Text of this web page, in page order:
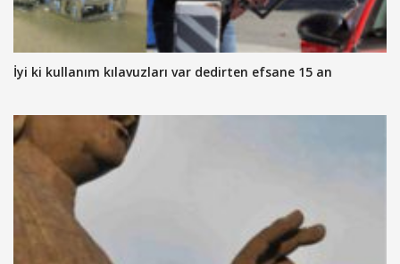
İyi ki kullanım kılavuzları var dedirten efsane 15 an